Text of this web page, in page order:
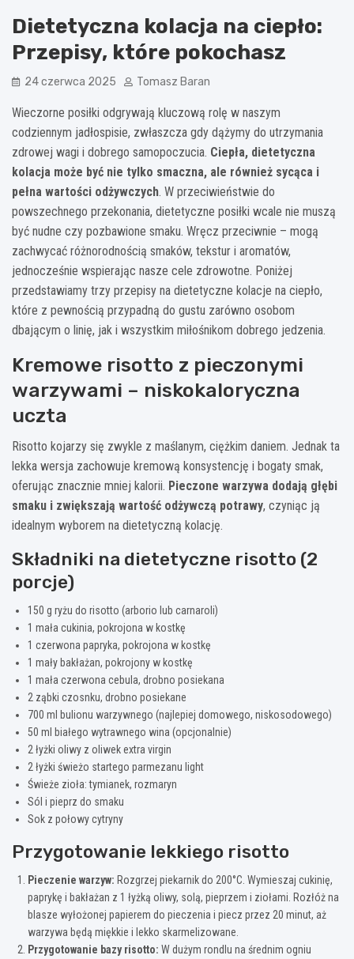
Dietetyczna kolacja na ciepło:
Przepisy, które pokochasz
24 czerwca 2025 Tomasz Baran
Wieczorne posiłki odgrywają kluczową rolę w naszym
codziennym jadłospisie, zwłaszcza gdy dążymy do utrzymania
zdrowej wagi i dobrego samopoczucia. Ciepła, dietetyczna
kolacja może być nie tylko smaczna, ale również sycąca i
pełna wartości odżywczych. W przeciwieństwie do
powszechnego przekonania, dietetyczne posiłki wcale nie muszą
być nudne czy pozbawione smaku. Wręcz przeciwnie – mogą
zachwycać różnorodnością smaków, tekstur i aromatów,
jednocześnie wspierając nasze cele zdrowotne. Poniżej
przedstawiamy trzy przepisy na dietetyczne kolacje na ciepło,
które z pewnością przypadną do gustu zarówno osobom
dbającym o linię, jak i wszystkim miłośnikom dobrego jedzenia.
Kremowe risotto z pieczonymi
warzywami – niskokaloryczna
uczta
Risotto kojarzy się zwykle z maślanym, ciężkim daniem. Jednak ta
lekka wersja zachowuje kremową konsystencję i bogaty smak,
oferując znacznie mniej kalorii. Pieczone warzywa dodają głębi
smaku i zwiększają wartość odżywczą potrawy, czyniąc ją
idealnym wyborem na dietetyczną kolację.
Składniki na dietetyczne risotto (2
porcje)
150 g ryżu do risotto (arborio lub carnaroli)
1 mała cukinia, pokrojona w kostkę
1 czerwona papryka, pokrojona w kostkę
1 mały bakłażan, pokrojony w kostkę
1 mała czerwona cebula, drobno posiekana
2 ząbki czosnku, drobno posiekane
700 ml bulionu warzywnego (najlepiej domowego, niskosodowego)
50 ml białego wytrawnego wina (opcjonalnie)
2 łyżki oliwy z oliwek extra virgin
2 łyżki świeżo startego parmezanu light
Świeże zioła: tymianek, rozmaryn
Sól i pieprz do smaku
Sok z połowy cytryny
Przygotowanie lekkiego risotto
Pieczenie warzyw: Rozgrzej piekarnik do 200°C. Wymieszaj cukinię,
paprykę i bakłażan z 1 łyżką oliwy, solą, pieprzem i ziołami. Rozłóż na
blasze wyłożonej papierem do pieczenia i piecz przez 20 minut, aż
warzywa będą miękkie i lekko skarmelizowane.
Przygotowanie bazy risotto: W dużym rondlu na średnim ogniu